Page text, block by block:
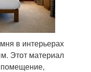
в интерьерах
Этот материал
помещение,